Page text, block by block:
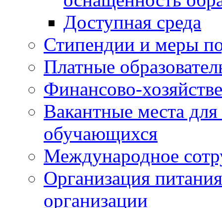
Доступная среда
Стипендии и меры
Платные
Финансово-
Вакантные места
обучающихся
Международное
Организация
организации